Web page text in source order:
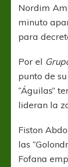
Nordim
minuto
para
Por el
punto de
“Águilas”
lideran la
Fiston
las
Fofana